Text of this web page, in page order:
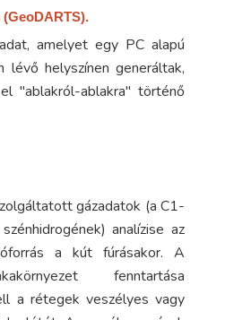
amelyet egy PC alapú
lévő helyszínen generáltak,
"ablakról-ablakra" történő
gázadatok (a C1-
analízise az
a kút fúrásakor. A
fenntartása
a rétegek veszélyes vagy